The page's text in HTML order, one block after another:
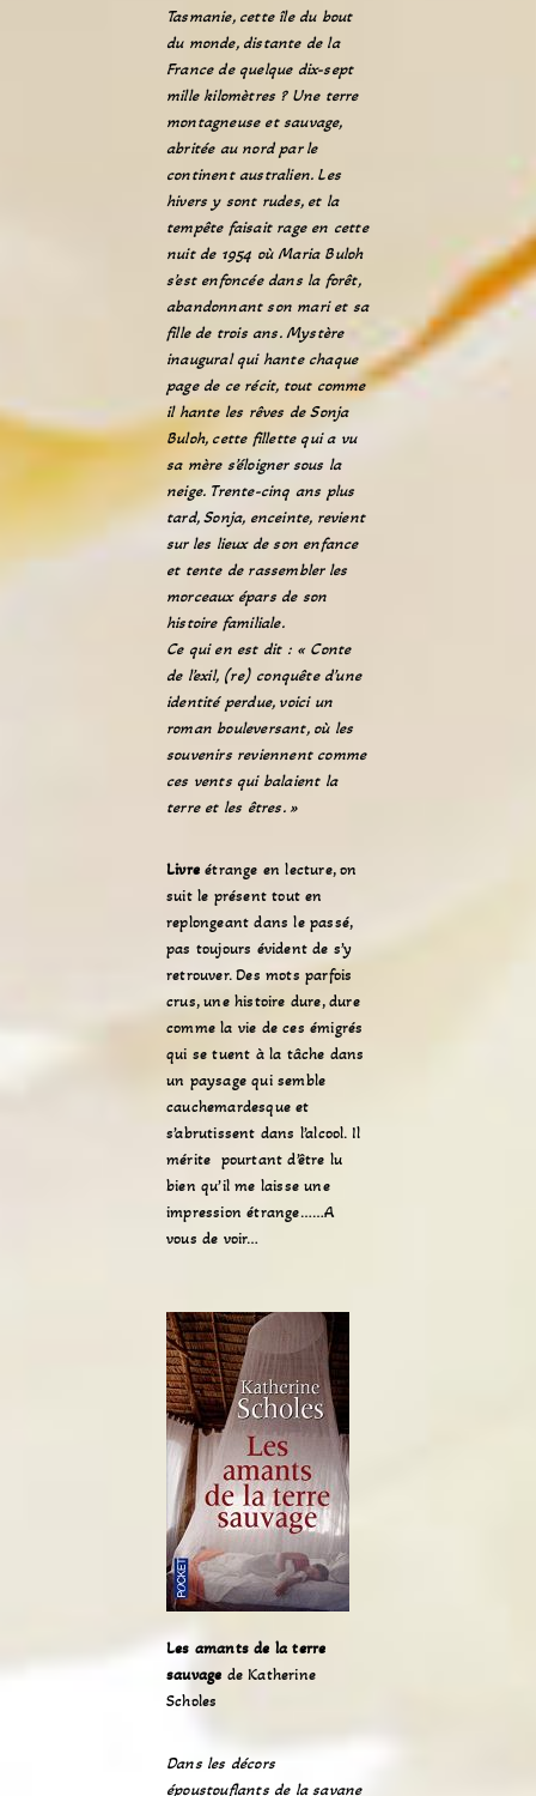
Tasmanie, cette île du bout
du monde, distante de la
France de quelque dix-sept
mille kilomètres ? Une terre
montagneuse et sauvage,
abritée au nord par le
continent australien. Les
hivers y sont rudes, et la
tempête faisait rage en cette
nuit de 1954 où Maria Buloh
s’est enfoncée dans la forêt,
abandonnant son mari et sa
fille de trois ans. Mystère
inaugural qui hante chaque
page de ce récit, tout comme
il hante les rêves de Sonja
Buloh, cette fillette qui a vu
sa mère s’éloigner sous la
neige. Trente-cinq ans plus
tard, Sonja, enceinte, revient
sur les lieux de son enfance
et tente de rassembler les
morceaux épars de son
histoire familiale.
Ce qui en est dit : « Conte
de l’exil, (re) conquête d’une
identité perdue, voici un
roman bouleversant, où les
souvenirs reviennent comme
ces vents qui balaient la
terre et les êtres. »
Livre étrange en lecture, on
suit le présent tout en
replongeant dans le passé,
pas toujours évident de s’y
retrouver. Des mots parfois
crus, une histoire dure, dure
comme la vie de ces émigrés
qui se tuent à la tâche dans
un paysage qui semble
cauchemardesque et
s’abrutissent dans l’alcool. Il
mérite pourtant d’être lu
bien qu’il me laisse une
impression étrange……A
vous de voir…
Les amants de la terre
sauvage de Katherine
Scholes
Dans les décors
époustouflants de la savane